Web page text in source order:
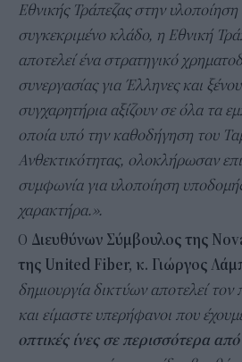
Εθνικής Τράπεζας στην
συγκεκριμένο κλάδο, η Εθνική
αποτελεί ένα στρατηγικό
συνεργασίας για Έλληνες και
συγχαρητήρια αξίζουν σε όλα τα
οποία υπό την καθοδήγηση του
Ανθεκτικότητας, ολοκλήρωσαν
συμφωνία για υλοποίηση
χαρακτήρα.».
Ο Διευθύνων Σύμβουλος της
της United Fiber, κ. Γιώργος
δημιουργία δικτύων αποτελεί
και είμαστε υπερήφανοι που
οπτικές ίνες σε περισσότερα